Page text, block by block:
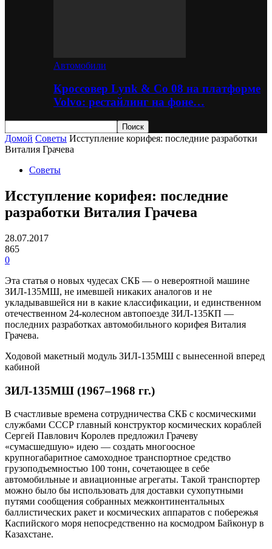
Автомобили
Кроссовер Lynk & Co 08 на платформе
Volvo: рестайлинг на фоне…
Домой Советы Исступление корифея: последние разработки
Виталия Грачева
Советы
Исступление корифея: последние
разработки Виталия Грачева
28.07.2017
865
0
Эта статья о новых чудесах СКБ — о невероятной машине
ЗИЛ-135МШ, не имевшей никаких аналогов и не
укладывавшейся ни в какие классификации, и единственном
отечественном 24-колесном автопоезде ЗИЛ-135КП —
последних разработках автомобильного корифея Виталия
Грачева.
Ходовой макетный модуль ЗИЛ-135МШ с вынесенной вперед
кабиной
ЗИЛ-135МШ (1967–1968 гг.)
В счастливые времена сотрудничества СКБ с космическими
службами СССР главный конструктор космических кораблей
Сергей Павлович Королев предложил Грачеву
«сумасшедшую» идею — создать многоосное
крупногабаритное самоходное транспортное средство
грузоподъемностью 100 тонн, сочетающее в себе
автомобильные и авиационные агрегаты. Такой транспортер
можно было бы использовать для доставки сухопутными
путями сообщения собранных межконтинентальных
баллистических ракет и космических аппаратов с побережья
Каспийского моря непосредственно на космодром Байконур в
Казахстане.